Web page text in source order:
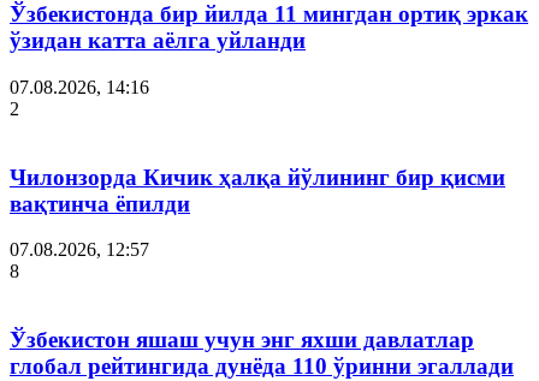
Ўзбекистонда бир йилда 11 мингдан ортиқ эркак
ўзидан катта аёлга уйланди
07.08.2026, 14:16
2
Чилонзорда Кичик ҳалқа йўлининг бир қисми
вақтинча ёпилди
07.08.2026, 12:57
8
Ўзбекистон яшаш учун энг яхши давлатлар
глобал рейтингида дунёда 110 ўринни эгаллади